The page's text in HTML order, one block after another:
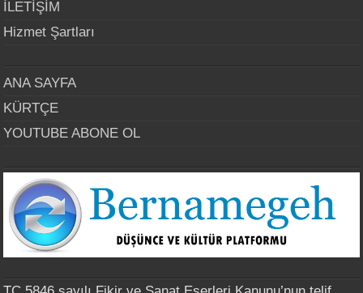
İLETİŞİM
Hizmet Şartları
ANA SAYFA
KÜRTÇE
YOUTUBE ABONE OL